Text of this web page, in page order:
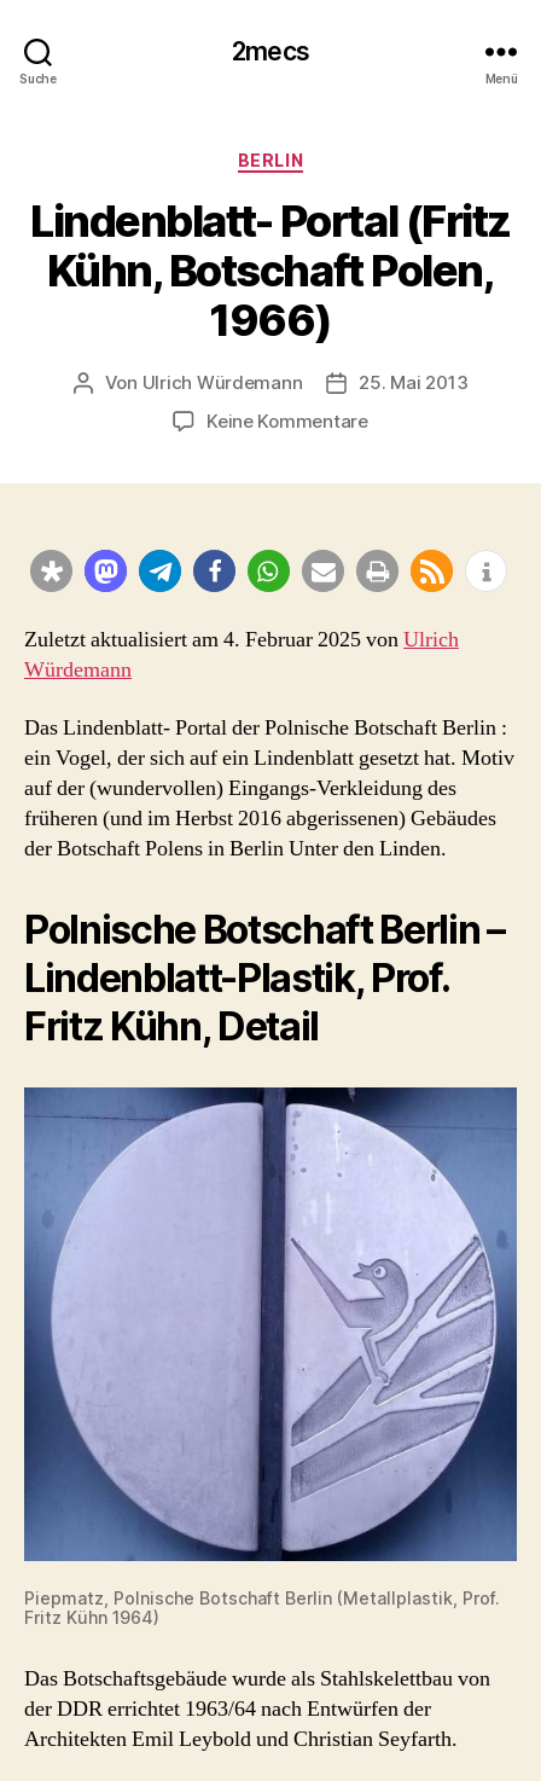
Suche
2mecs
Menü
Kategorien
BERLIN
Lindenblatt- Portal (Fritz
Kühn, Botschaft Polen,
1966)
Beitragsautor
Von Ulrich Würdemann Beitragsdatum
25. Mai 2013
Keine Kommentarezu
Botschaft
Polen,
Zuletzt aktualisiert am 4. Februar 2025 vonUlrich
Würdemann
Das Lindenblatt- Portal der Polnische Botschaft Berlin :
ein Vogel, der sich auf ein Lindenblatt gesetzt hat. Motiv
auf der (wundervollen) Eingangs-Verkleidung des
früheren (und im Herbst 2016 abgerissenen) Gebäudes
der Botschaft Polens in Berlin Unter den Linden.
Polnische Botschaft Berlin –
Lindenblatt-Plastik, Prof.
Fritz Kühn, Detail
Piepmatz, Polnische Botschaft Berlin (Metallplastik, Prof.
Fritz Kühn 1964)
Das Botschaftsgebäude wurde als Stahlskelettbau von
der DDR errichtet 1963/64 nach Entwürfen der
Architekten Emil Leybold und Christian Seyfarth.